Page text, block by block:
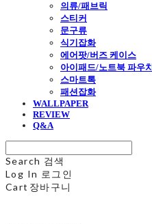
의류/패브릭
스티커
문구류
식기잡화
에어팟/버즈 케이스
아이패드/노트북 파우치
스마트톡
패션잡화
WALLPAPER
REVIEW
Q&A
Search 검색
Log In 로그인
Cart 장바구니